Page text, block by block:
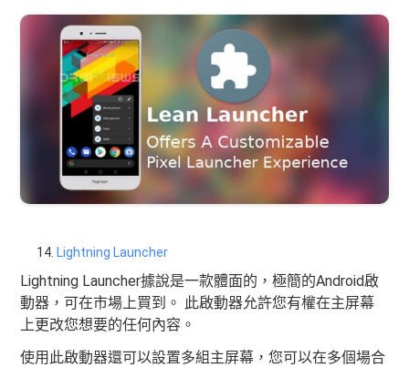
Lightning Launcher
Lightning Launcher據說是一款體面的，極簡的Android啟
動器，可在市場上買到。 此啟動器允許您有權在主屏幕
上更改您想要的任何內容。
使用此啟動器還可以設置多組主屏幕，您可以在多個場合